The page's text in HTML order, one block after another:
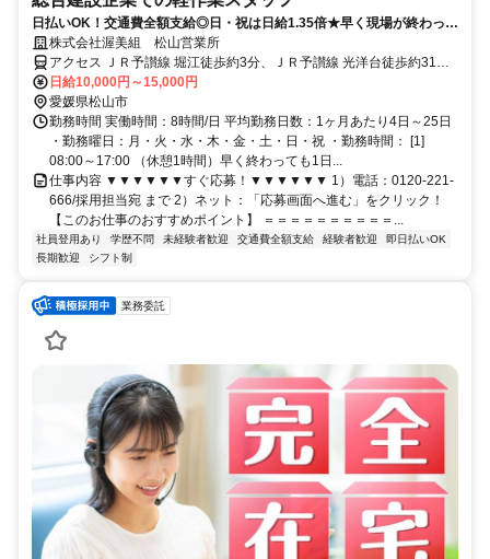
日払いOK！交通費全額支給◎日・祝は日給1.35倍★早く現場が終わって
も日給保証♪
株式会社渥美組 松山営業所
アクセス ＪＲ予讃線 堀江徒歩約3分、ＪＲ予讃線 光洋台徒歩約31
分、ＪＲ予讃線 伊予和気徒歩約34分
日給10,000円～15,000円
愛媛県松山市
勤務時間 実働時間：8時間/日 平均勤務日数：1ヶ月あたり4日～25日
・勤務曜日：月・火・水・木・金・土・日・祝 ・勤務時間： [1]
08:00～17:00 （休憩1時間）早く終わっても1日...
仕事内容 ▼▼▼▼▼▼すぐ応募！▼▼▼▼▼▼ 1）電話：0120-221-
666/採用担当宛 まで 2）ネット：「応募画面へ進む」をクリック！
【このお仕事のおすすめポイント】 ＝＝＝＝＝＝＝＝＝＝...
社員登用あり 学歴不問 未経験者歓迎 交通費全額支給 経験者歓迎
即日払いOK
長期歓迎
シフト制
業務委託